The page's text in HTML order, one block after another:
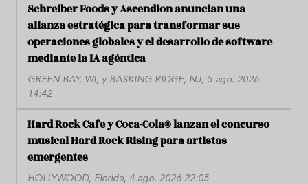
Schreiber Foods y Ascendion anuncian una
alianza estratégica para transformar sus
operaciones globales y el desarrollo de software
mediante la IA agéntica
GREEN BAY, WI, y BASKING RIDGE, NJ, 5 ago. 2026
14:42
Hard Rock Cafe y Coca-Cola® lanzan el concurso
musical Hard Rock Rising para artistas
emergentes
HOLLYWOOD, Florida, 4 ago. 2026 22:05